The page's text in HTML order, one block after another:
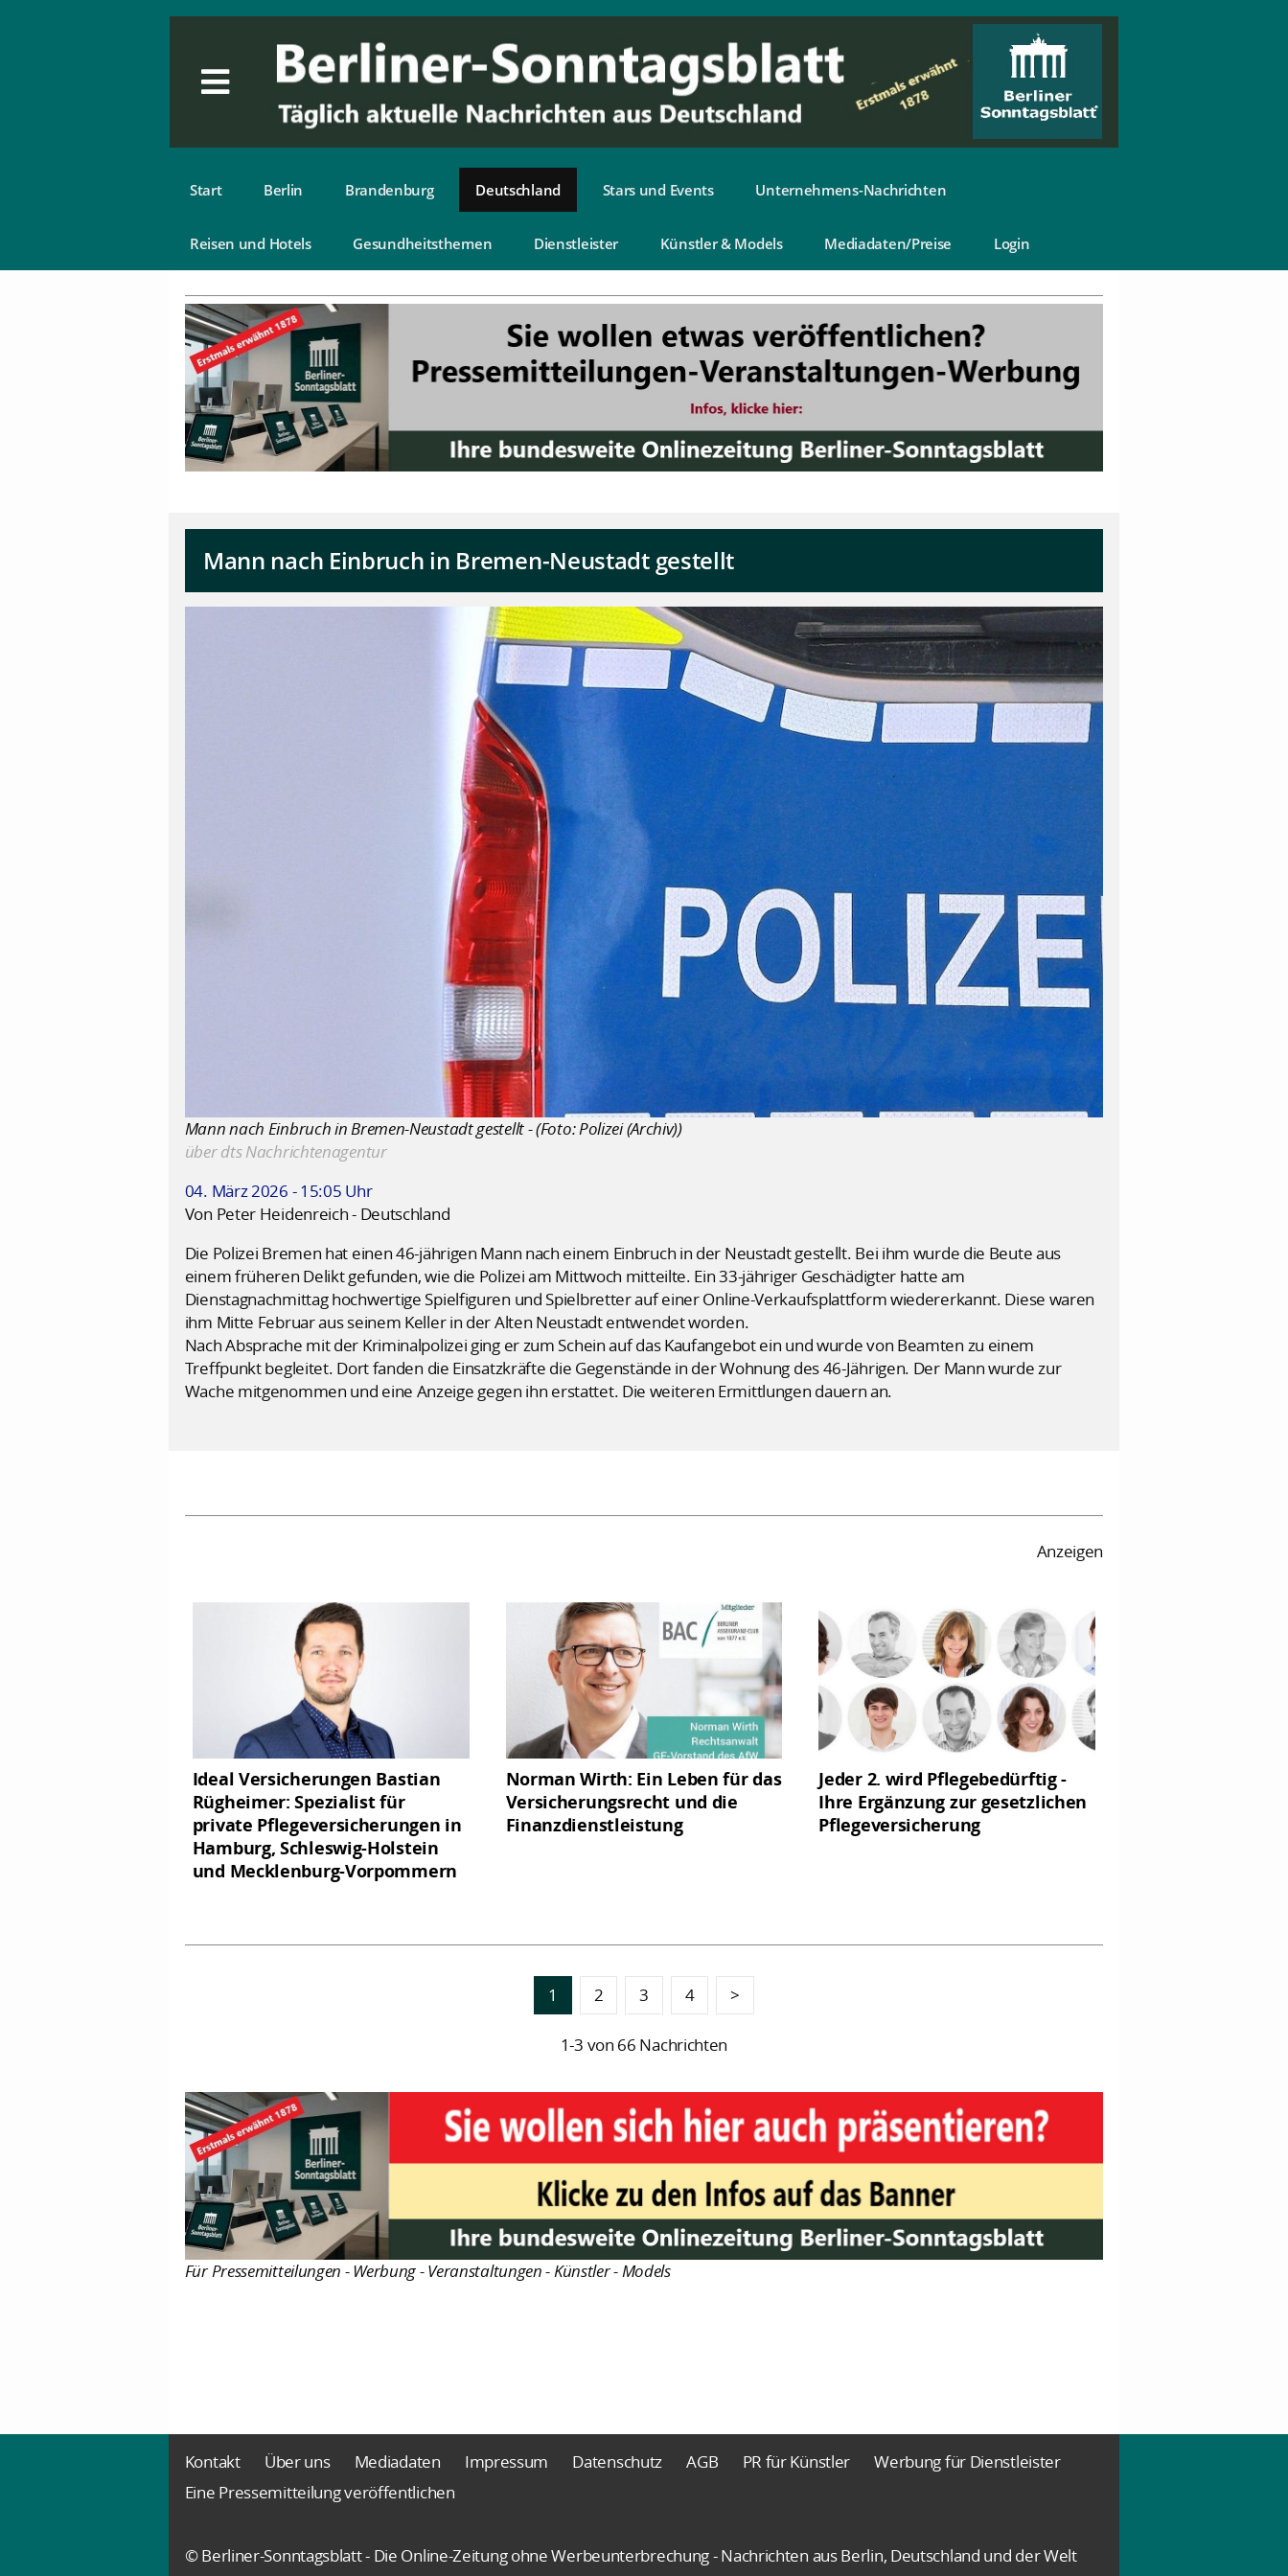
Start Berlin Brandenburg Deutschland Stars und Events Unternehmens-Nachrichten
Reisen und Hotels Gesundheitsthemen Dienstleister Künstler & Models Mediadaten/Preise Login
Mann nach Einbruch in Bremen-Neustadt gestellt
Mann nach Einbruch in Bremen-Neustadt gestellt - (Foto: Polizei (Archiv))
über dts Nachrichtenagentur
04. März 2026 - 15:05 Uhr
Von Peter Heidenreich - Deutschland
Die Polizei Bremen hat einen 46-jährigen Mann nach einem Einbruch in der Neustadt gestellt. Bei ihm wurde die Beute aus
einem früheren Delikt gefunden, wie die Polizei am Mittwoch mitteilte. Ein 33-jähriger Geschädigter hatte am
Dienstagnachmittag hochwertige Spielfiguren und Spielbretter auf einer Online-Verkaufsplattform wiedererkannt. Diese waren
ihm Mitte Februar aus seinem Keller in der Alten Neustadt entwendet worden.
Nach Absprache mit der Kriminalpolizei ging er zum Schein auf das Kaufangebot ein und wurde von Beamten zu einem
Treffpunkt begleitet. Dort fanden die Einsatzkräfte die Gegenstände in der Wohnung des 46-Jährigen. Der Mann wurde zur
Wache mitgenommen und eine Anzeige gegen ihn erstattet. Die weiteren Ermittlungen dauern an.
Anzeigen
Ideal Versicherungen Bastian
Rügheimer: Spezialist für
private Pflegeversicherungen in
Hamburg, Schleswig-Holstein
und Mecklenburg-Vorpommern
Norman Wirth: Ein Leben für das
Versicherungsrecht und die
Finanzdienstleistung
Jeder 2. wird Pflegebedürftig -
Ihre Ergänzung zur gesetzlichen
Pflegeversicherung
1 2 3 4 >
1-3 von 66 Nachrichten
Für Pressemitteilungen - Werbung - Veranstaltungen - Künstler - Models
Kontakt Über uns Mediadaten Impressum Datenschutz AGB PR für Künstler
Werbung für Dienstleister
Eine Pressemitteilung veröffentlichen
© Berliner-Sonntagsblatt - Die Online-Zeitung ohne Werbeunterbrechung - Nachrichten aus Berlin, Deutschland und der Welt